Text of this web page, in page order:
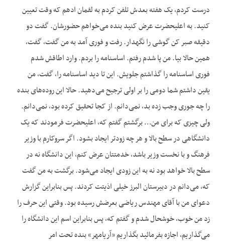
درست کردم، یک هفته بعدش تلفن کردم به لقمان ادهم که وقت تعیین
کنید. به اعلیحضرت عرض کنید بنده می‌خواهم حضورشان. گفت دو
دقیقه صبر کن گوشی را نگهدار. رفت و فوری آمد به من گفت، گفت،
همین حالا بیا. من پا شدم رفتم. اساسنامه را بردم. وارد اطاقش شدم
فوری اساسنامه را گذاشتم جلویش. این تا دید اساسنامه را، گفت، من
یقین داشتم شما دومی را بر اولی ترجیح می‌دهید. حالا این روده‌های بنده
را چه جوری وجب زده بد، نمی‌دانم. از کجا تحقیق کرده بود، نمی‌دانم.
ولی چیزی که برای من… برگشتم گفتم که، اعلیحضرت فرمودند که یک
دانشگاهی در سطح بالا و هر چه زودتر ایجاد بشود. اگر سروکارم با وزیر
فرهنگ و با نخست وزیر باشد، خدمتتان عرض کنم، این دانشگاه نه در
سطح بالا خواهد بود نه به این زودی ایجاد می‌شود. برگشت به من گفت
که، می‌دانم در دبیرستان البرز خیلی اذیتت کردند. پس بنابراین گزارش
دعوای من با آقای مهندس ریاضی بعرضش رسیده بود. وقتی این حرف را
زد من خوب، خوشحال شدم و گفتم که، پس بنابراین اسم این دانشگاه را
می‌گذاریم، اجازه بفرمائید بگذاریم «آریامهر» بنده تحت امر